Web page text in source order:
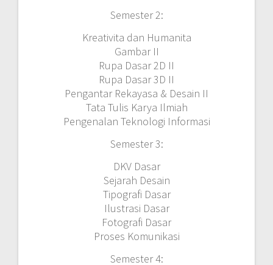
Semester 2:
Kreativita dan Humanita
Gambar II
Rupa Dasar 2D II
Rupa Dasar 3D II
Pengantar Rekayasa & Desain II
Tata Tulis Karya Ilmiah
Pengenalan Teknologi Informasi
Semester 3:
DKV Dasar
Sejarah Desain
Tipografi Dasar
Ilustrasi Dasar
Fotografi Dasar
Proses Komunikasi
Semester 4: